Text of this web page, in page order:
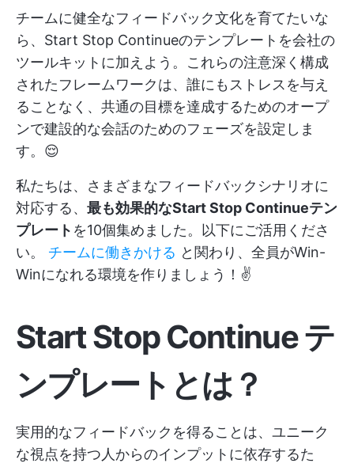
チームに健全なフィードバック文化を育てたいな
ら、Start Stop Continueのテンプレートを会社の
ツールキットに加えよう。これらの注意深く構成
されたフレームワークは、誰にもストレスを与え
ることなく、共通の目標を達成するためのオープ
ンで建設的な会話のためのフェーズを設定しま
す。😌
私たちは、さまざまなフィードバックシナリオに
対応する、 最も効果的なStart Stop Continueテン
プレート を10個集めました。以下にご活用くださ
い。 チームに働きかける と関わり、全員がWin-
Winになれる環境を作りましょう！✌️
Start Stop Continue テ
ンプレートとは？
実用的なフィードバックを得ることは、ユニーク
な視点を持つ人からのインプットに依存するた